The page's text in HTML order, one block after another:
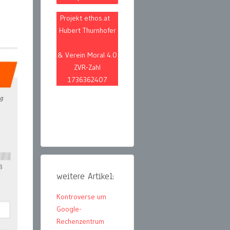
Projekt ethos.at
Hubert Thurnhofer
& Verein Moral 4.0
ZVR-Zahl
1736362407
weitere Artikel:
Kontroverse um
Google-
Rechenzentrum